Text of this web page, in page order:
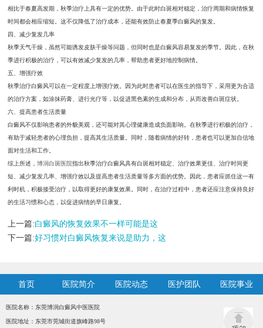
相比于春夏高发期，秋季治疗上具有一定的优势。由于此时白斑相对稳定，治疗周期和病情恢复
时间都会相应缩短。这不仅降低了治疗成本，还能有效防止春夏季白癜风的复发。
四、减少复发几率
秋季天气干燥，虽然可能诱发皮肤干燥等问题，但同时也是白癜风容易复发的季节。因此，在秋
季进行积极的治疗，可以有效减少复发的几率，帮助患者更好地控制病情。
五、增强疗效
秋季治疗白癜风可以在一定程度上增强疗效。因为此时患者可以在医生的指导下，采用更为合适
的治疗方案，如涂抹药膏、进行光疗等，以促进黑色素的生成和分布，从而改善白斑症状。
六、提高患者生活质量
白癜风不仅影响患者的外貌美观，还可能对其心理健康造成负面影响。在秋季进行积极的治疗，
有助于减轻患者的心理负担，提高其生活质量。同时，随着病情的好转，患者也可以更加自信地
面对生活和工作。
综上所述，博润白斑医院指出秋季治疗白癜风具有白斑相对稳定、治疗效果更佳、治疗时间更
短、减少复发几率、增强疗效以及提高患者生活质量等多方面的优势。因此，患者应抓住这一有
利时机，积极接受治疗，以取得更好的康复效果。同时，在治疗过程中，患者还应注意保持良好
的生活习惯和心态，以促进病情的早日康复。
上一篇:白癜风的恢复效果不一样可能是这
下一篇:好习惯对白癜风恢复来说是助力，这
首页 医院简介 医院动态 医护团队 医院事业
医院名称：东莞博润白癜风中医医院
医院地址：东莞市莞城街道旗峰路98号